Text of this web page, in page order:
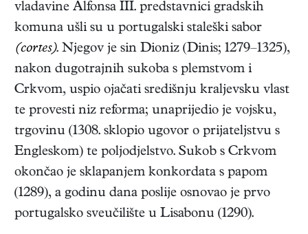
vladavine Alfonsa III. predstavnici gradskih
komuna ušli su u portugalski staleški sabor
(cortes). Njegov je sin Dioniz (Dinis; 1279–1325),
nakon dugotrajnih sukoba s plemstvom i
Crkvom, uspio ojačati središnju kraljevsku vlast
te provesti niz reforma; unaprijedio je vojsku,
trgovinu (1308. sklopio ugovor o prijateljstvu s
Engleskom) te poljodjelstvo. Sukob s Crkvom
okončao je sklapanjem konkordata s papom
(1289), a godinu dana poslije osnovao je prvo
portugalsko sveučilište u Lisabonu (1290).